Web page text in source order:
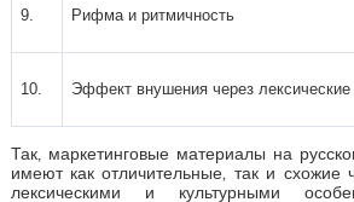
9. Рифма и ритмичность
10. Эффект внушения через
Так, маркетинговые материалы на
имеют как отличительные, так и схожие
лексическими и культурными